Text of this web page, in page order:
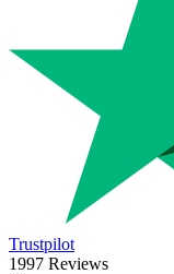
Trustpilot
1997 Reviews